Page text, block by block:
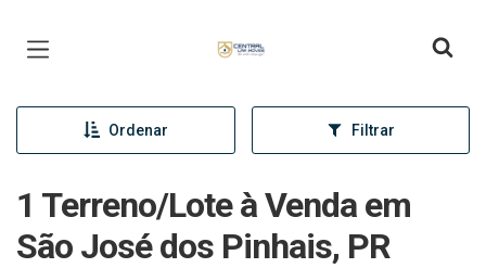
Ordenar Filtrar
1 Terreno/Lote à Venda em
São José dos Pinhais, PR